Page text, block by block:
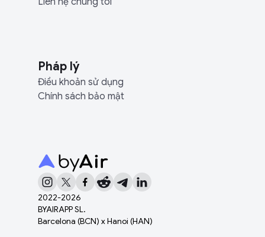
2022-2026
BYAIRAPP SL.
Barcelona (BCN) x Hanoi (HAN)
Pháp lý
Điều khoản sử dụng
Chính sách bảo mật